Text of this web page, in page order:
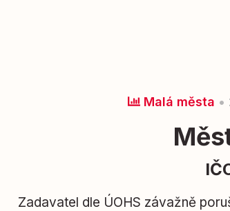
Malá města •
Zadavatel dle ÚOHS závažně